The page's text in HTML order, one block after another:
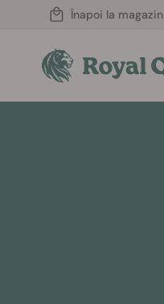
Înapoi la magazin